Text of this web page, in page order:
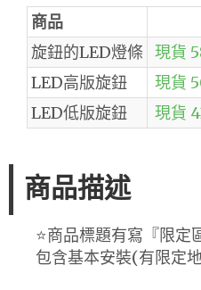
商品
旋鈕的LED燈條
現貨
LED高版旋鈕
現貨
LED低版旋鈕
現貨
商品描述
⭐️商品標題有寫『限定
包含基本安裝(有限定